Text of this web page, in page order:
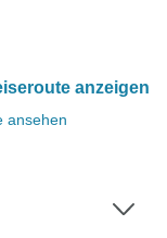
anzeigen
ansehen